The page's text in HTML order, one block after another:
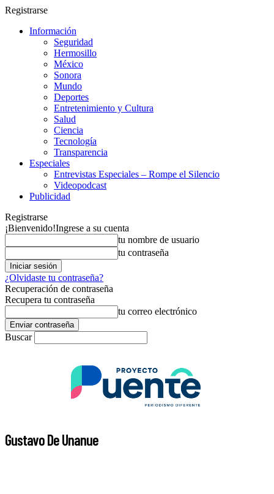
Registrarse
Información
Seguridad
Hermosillo
México
Sonora
Mundo
Deportes
Entretenimiento y Cultura
Salud
Ciencia
Tecnología
Transparencia
Especiales
Entrevistas Especiales – Rompe el Silencio
Videopodcast
Publicidad
Registrarse
¡Bienvenido!Ingrese a su cuenta
tu nombre de usuario
tu contraseña
¿Olvidaste tu contraseña?
Recuperación de contraseña
Recupera tu contraseña
tu correo electrónico
Buscar
Gustavo De Unanue